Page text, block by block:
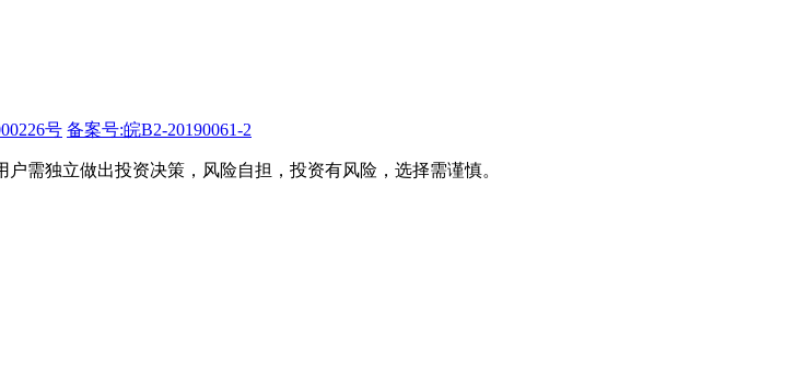
号 备案号:皖B2-20190061-2
需独立做出投资决策，风险自担，投资有风险，选择需谨慎。